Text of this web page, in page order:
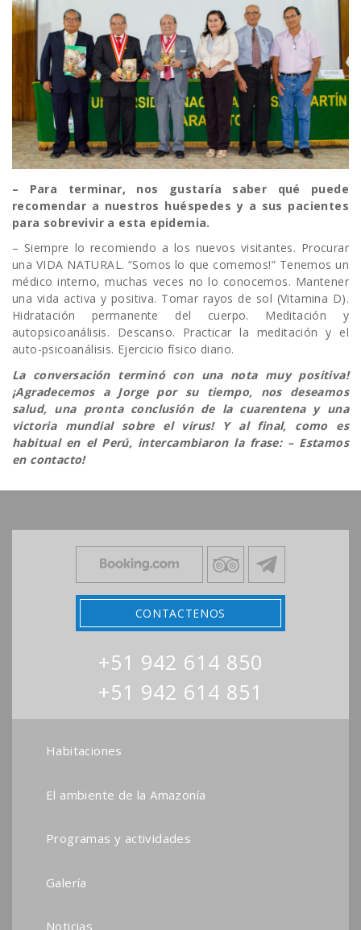
– Para terminar, nos gustaría saber qué puede
recomendar a nuestros huéspedes y a sus pacientes
para sobrevivir a esta epidemia.
– Siempre lo recomiendo a los nuevos visitantes. Procurar
una VIDA NATURAL. “Somos lo que comemos!” Tenemos un
médico interno, muchas veces no lo conocemos. Mantener
una vida activa y positiva. Tomar rayos de sol (Vitamina D).
Hidratación permanente del cuerpo. Meditación y
autopsicoanálisis. Descanso. Practicar la meditación y el
auto-psicoanálisis. Ejercicio físico diario.
La conversación terminó con una nota muy positiva!
¡Agradecemos a Jorge por su tiempo, nos deseamos
salud, una pronta conclusión de la cuarentena y una
victoria mundial sobre el virus! Y al final, como es
habitual en el Perú, intercambiaron la frase: – Estamos
en contacto!
+51 942 614 850
+51 942 614 851
CONTACTENOS
Habitaciones
El ambiente de la Amazonía
Programas y actividades
Galería
Noticias